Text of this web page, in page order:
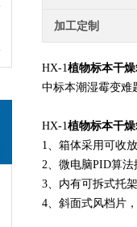
加工定制
HX-1植物标本干
中标本潮湿霉变难
HX-1植物标本干
1、箱体采用可收
2、微电脑PID算
3、内有可拆式托
4、斜面式风档片